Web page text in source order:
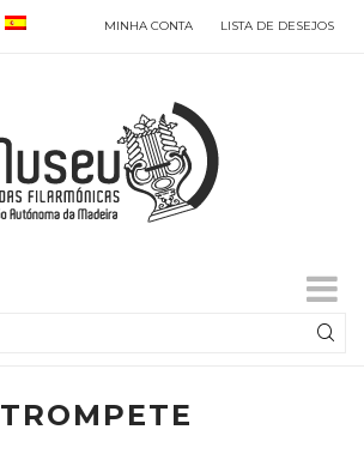
MINHA CONTA LISTA DE DESEJOS
TROMPETE